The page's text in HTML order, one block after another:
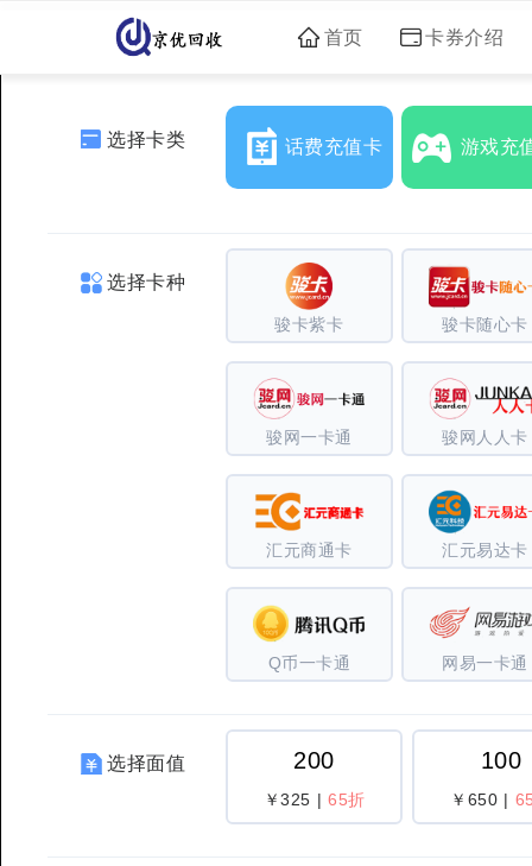
首页 卡券介绍
选择卡类 话费充值卡 游戏充
选择卡种
骏卡紫卡 骏卡随心卡
骏网一卡通 骏网人人卡
汇元商通卡 汇元易达卡
Q币一卡通 网易一卡通
选择面值 200
￥325 | 65折
100
￥650 |